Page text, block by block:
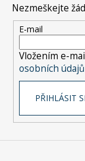
p
r
Nezmeškejte
E-mail
Vložením e-
osobních údajů
PŘIHLÁSIT